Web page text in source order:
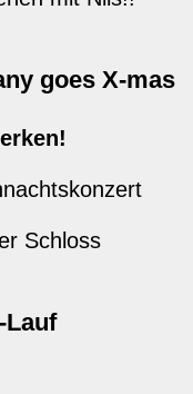
goes X-mas
Schloss
Lauf